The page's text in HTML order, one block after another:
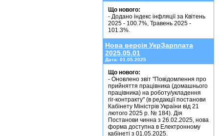
Що нового:
- Додано індекс інфляції за Квітень
2025 - 100.7%, Травень 2025 -
101.3%.
Нова версія УкрЗарплата
2025.05.01
Дата: 01.05.2025
Що нового:
- Оновлено звіт "Повідомлення про
прийняття працівника (домашнього
працівника) на роботу/укладення
гіг-контракту" (в редакції постанови
Кабінету Міністрів України від 21
лютого 2025 р. № 184). Дія
Постанови чинна з 26.02.2025, нова
форма доступна в Електронному
кабінеті з 01.05.2025.